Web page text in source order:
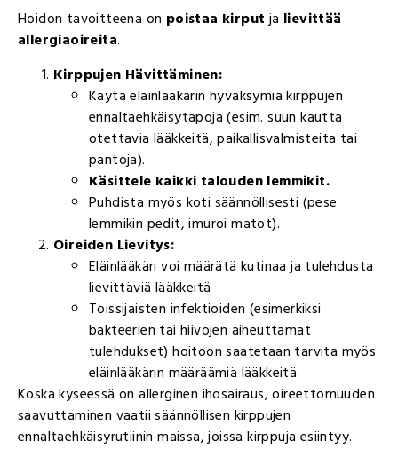
Hoidon tavoitteena on poistaa kirputja lievittää
allergiaoireita.
Kirppujen Hävittäminen:
Käytä eläinlääkärin hyväksymiä kirppujen
ennaltaehkäisytapoja (esim. suun kautta
otettavia lääkkeitä, paikallisvalmisteita tai
pantoja).
Käsittele kaikki talouden lemmikit.
Puhdista myös koti säännöllisesti (pese
lemmikin pedit, imuroi matot).
Oireiden Lievitys:
Eläinlääkäri voi määrätä kutinaa ja tulehdusta
lievittäviä lääkkeitä
Toissijaisten infektioiden (esimerkiksi
bakteerien tai hiivojen aiheuttamat
tulehdukset) hoitoon saatetaan tarvita myös
eläinlääkärin määräämiä lääkkeitä
Koska kyseessä on allerginen ihosairaus, oireettomuuden
saavuttaminen vaatii säännöllisen kirppujen
ennaltaehkäisyrutiinin maissa, joissa kirppuja esiintyy.